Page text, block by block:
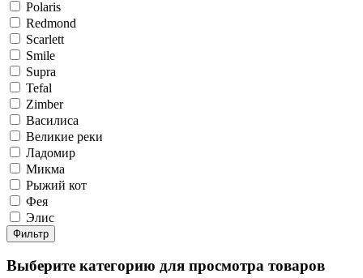
Polaris
Redmond
Scarlett
Smile
Supra
Tefal
Zimber
Василиса
Великие реки
Ладомир
Микма
Рыжий кот
Фея
Элис
Фильтр
Выберите категорию для просмотра товаров